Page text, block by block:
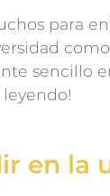
para
sencillo
en la